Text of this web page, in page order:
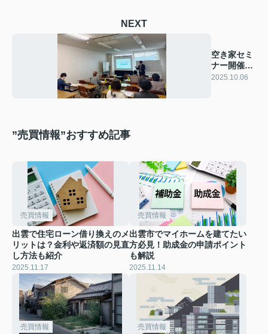
NEXT
空き家セミ
ナー開催い
たしまし
2025.10.06
”売買情報”おすすめ記事
売買情報
出雲で住宅ローン借り換えのメ
リットは？金利や返済額の見直
し方法も紹介
2025.11.17
売買情報
出雲市でマイホームを建てたい
方必見！助成金の申請ポイント
も解説
2025.11.14
売買情報 売買情報